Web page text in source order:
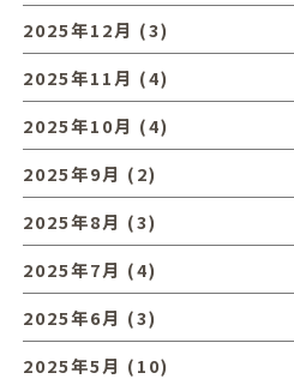
2025年12月 (3)
2025年11月 (4)
2025年10月 (4)
2025年9月 (2)
2025年8月 (3)
2025年7月 (4)
2025年6月 (3)
2025年5月 (10)